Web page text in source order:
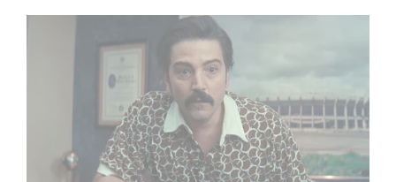
México 86 ya está disponible en Netflix